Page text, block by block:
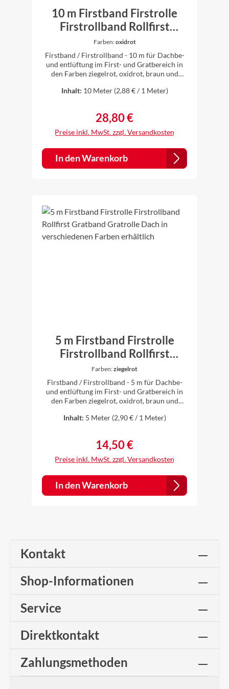
10 m Firstband Firstrolle
Firstrollband Rollfirst
Gratband Gratrolle Dach in
verschiedenen Farben
erhältlich
Farben:oxidrot
Firstband / Firstrollband - 10 m für Dachbe-
und entlüftung im First- und Gratbereich in
den Farben ziegelrot, oxidrot, braun und
Rollenbreite: 300 mm UV- stabil,
Fachregeln des deutschen
Dachdeckerhandwerksund der DIN EN 4108
Teil 3. Perfektes anpassen an stark profilierte
Dachziegel oder Dachpfannen möglich. Hohe
Klebekraft auch bei niedrigen Temperaturen.
Schnelle und optimale Verarbeitung sowie
Weichaluminium) ist das Firstrollband auch
optimal für Dachziegel mit hoher Profilierung
Butylklebeband verfügt über hohe Klebekraft
Inhalt: 10 Meter (2,88 € / 1 Meter)
Regulärer Preis:
28,80 €
Preise inkl. MwSt. zzgl. Versandkosten
In den Warenkorb
5 m Firstband Firstrolle
Firstrollband Rollfirst
Gratband Gratrolle Dach in
verschiedenen Farben
erhältlich
Farben:ziegelrot
Firstband / Firstrollband - 5 m für Dachbe-
und entlüftung im First- und Gratbereich in
den Farben ziegelrot, oxidrot, braun und
Rollenbreite: 300 mm UV- stabil,
Fachregeln des deutschen
Dachdeckerhandwerksund der DIN EN 4108
Teil 3. Perfektes anpassen an stark profilierte
Dachziegel oder Dachpfannen möglich. Hohe
Klebekraft auch bei niedrigen Temperaturen.
Schnelle und optimale Verarbeitung sowie
Weichaluminium) ist das Firstrollband auch
optimal für Dachziegel mit hoher Profilierung
geeignet. Das an der Firstrolle verwendete
Butylklebeband verfügt über hohe Klebekraft
selbst bei niedrigen Temperaturen. In der
Mitte befindet sich ein hochdiffusionsoffenes
Spezialvlies, dies bewirkt eine sehr hohe
Luftdurchlässigkeit und dadurch auch einen
großen Lüftungsquerschnitt am First und
Grat. >> Verlegeanleitung
Inhalt: 5 Meter (2,90 € / 1 Meter)
Regulärer Preis:
14,50 €
Preise inkl. MwSt. zzgl. Versandkosten
In den Warenkorb
Kontakt
Shop-Informationen
Service
Direktkontakt
Zahlungsmethoden